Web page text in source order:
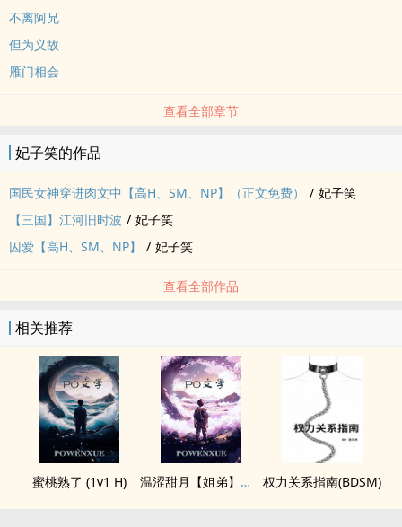
不离阿兄
但为义故
雁门相会
查看全部章节
妃子笑的作品
国民女神穿进肉文中【高H、SM、NP】（正文免费） / 妃子笑
【三国】江河旧时波 / 妃子笑
囚爱【高H、SM、NP】
/ 妃子笑
查看全部作品
相关推荐
蜜桃熟了 (1v1 H) 温涩甜月【姐弟】【1v1】 权力关系指南(BDSM)